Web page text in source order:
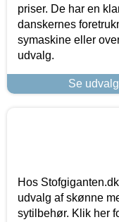
priser. De har en
danskernes
symaskine eller
udvalg.
Se
Hos
udvalg af skønne
sytilbehør. Klik her